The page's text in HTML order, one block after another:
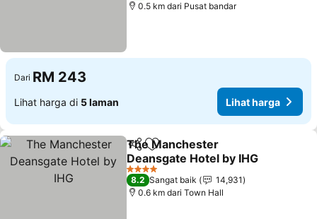
0.5 km dari Pusat bandar
Dari RM 243
Lihat harga di 5 laman Lihat harga
KongsiTambah ke favorit
The Manchester
Deansgate Hotel by IHG
Lihat harga
4 Bintang
8.2 Sangat baik
14,931
0.6 km dari Town Hall